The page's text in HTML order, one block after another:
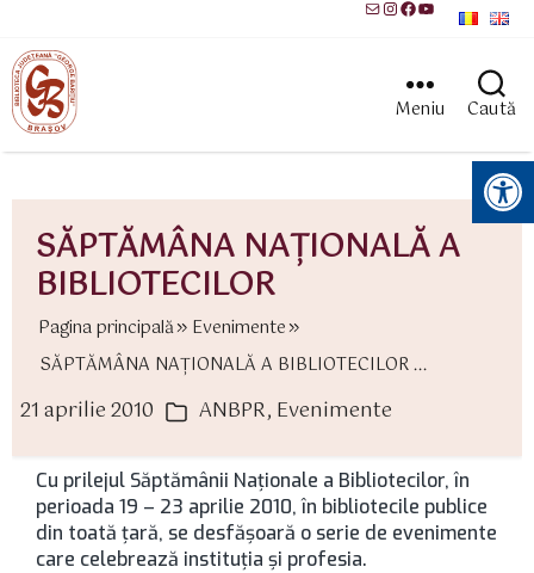
MailInstagram
Facebook
YouTube
Meniu Caută
Instrumente pentru accesibilitate
SĂPTĂMÂNA NAŢIONALĂ A
BIBLIOTECILOR
Pagina principală
Evenimente
SĂPTĂMÂNA NAŢIONALĂ A BIBLIOTECILOR ...
21 aprilie 2010 Categorii
ANBPR, Evenimente
Cu prilejul Săptămânii Naţionale a Bibliotecilor, în
perioada 19 – 23 aprilie 2010, în bibliotecile publice
din toată ţară, se desfăşoară o serie de evenimente
care celebrează instituţia şi profesia.